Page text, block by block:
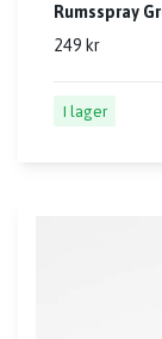
Rumsspray
249 kr
I lager